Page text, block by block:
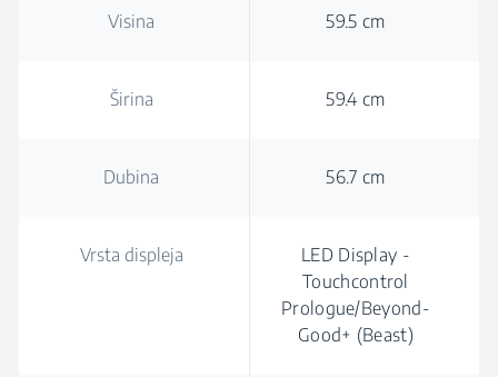
Visina 59.5 cm
Širina 59.4 cm
Dubina 56.7 cm
Vrsta displeja
LED Display -
Touchcontrol
Prologue/Beyond-
Good+ (Beast)